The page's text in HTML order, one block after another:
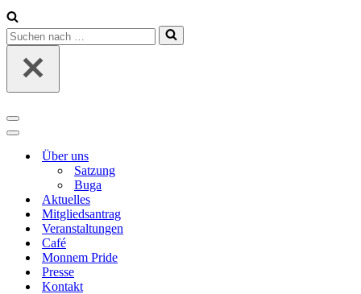
Suchen
nach …
Navigations-
Menü
Navigations-
Über uns
Satzung
Buga
Aktuelles
Mitgliedsantrag
Veranstaltungen
Café
Monnem Pride
Presse
Kontakt